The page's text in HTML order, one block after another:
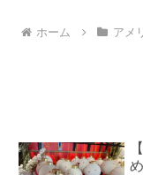
ホーム アメ